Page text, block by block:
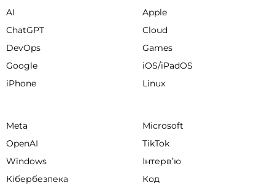
AI
Apple
ChatGPT
Cloud
DevOps
Games
Google
iOS/iPadOS
iPhone
Linux
Meta
Microsoft
OpenAI
TikTok
Windows
Інтервʼю
Кібербезпека
Код